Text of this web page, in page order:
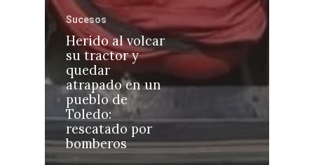
Sucesos
Herido al volcar
su tractor y
quedar
atrapado en un
pueblo de
Toledo:
rescatado por
bomberos
Castilla-La
Toledo
Ciudad Real
Albacete
Talavera
Sanidad
Economía
Educación
Cultura
Deportes